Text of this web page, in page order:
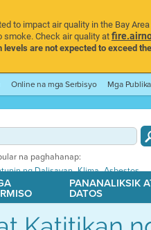
to impact air quality in the Bay
Check air quality at
levels are not expected to exceed
Online na mga Serbisyo Mga
na paghahanap:
ng Dalisayan,Klima,Asbestos
PANANALIKSIK
DATOS